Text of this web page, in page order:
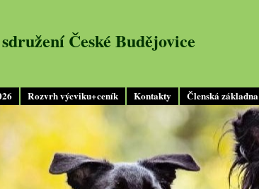
Rozvrh výcviku+ceník Kontakty Členská základna
České Budějovice